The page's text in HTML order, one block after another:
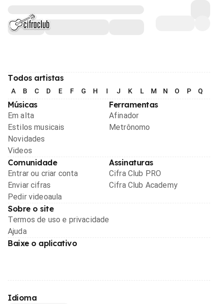
Todos artistas
A B C D E F G H I J K L M N O P Q
Músicas
Em alta
Estilos musicais
Novidades
Videos
Ferramentas
Afinador
Metrônomo
Comunidade
Entrar ou criar conta
Enviar cifras
Pedir videoaula
Assinaturas
Cifra Club PRO
Cifra Club Academy
Sobre o site
Termos de uso e privacidade
Ajuda
Baixe o aplicativo
Idioma